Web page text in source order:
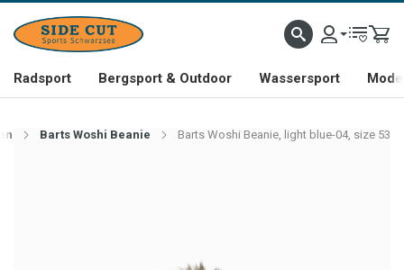
Radsport Bergsport & Outdoor Wassersport
Barts Woshi Beanie Barts Woshi Beanie, light blue-04, size 53